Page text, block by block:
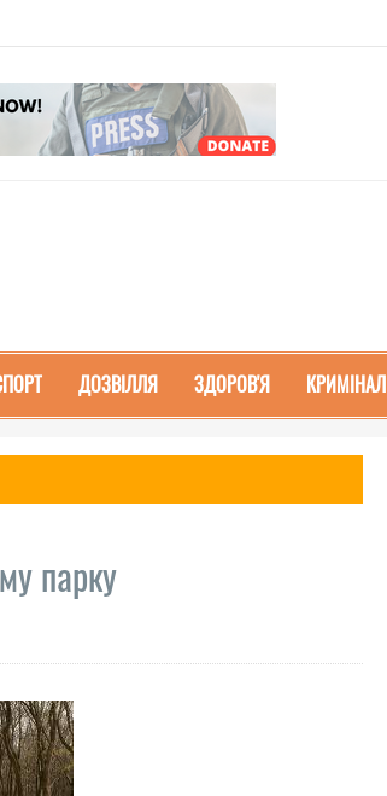
ДОЗВІЛЛЯ ЗДОРОВ'Я КРИМІНАЛ
парку